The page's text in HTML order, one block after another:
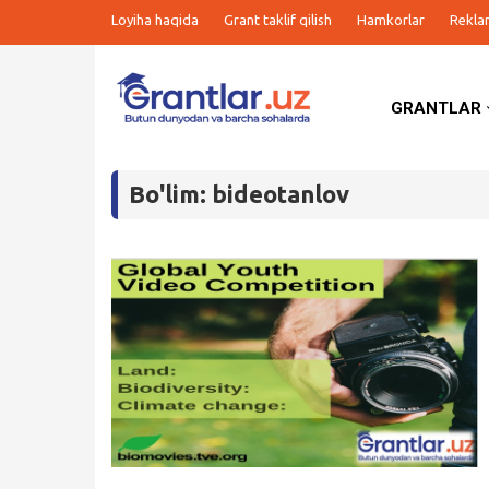
Loyiha haqida Grant taklif qilish Hamkorlar
GRANTLAR
Bo'lim: bideotanlov